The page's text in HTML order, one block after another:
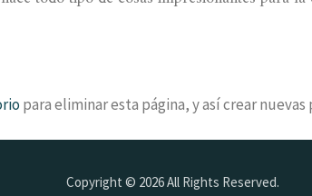
para eliminar esta página, y así crear
Copyright © 2026 All Rights Reserved.